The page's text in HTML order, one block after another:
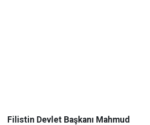
Filistin Devlet Başkanı Mahmud